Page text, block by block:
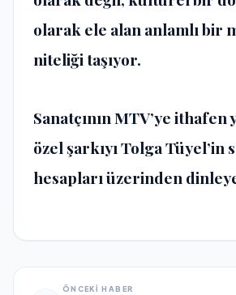
olarak ele alan anlamlı bir
niteliği taşıyor.
Sanatçının MTV’ye ithafen
özel şarkıyı Tolga Tüyel’in
hesapları üzerinden
ÖNCEKİ HABER